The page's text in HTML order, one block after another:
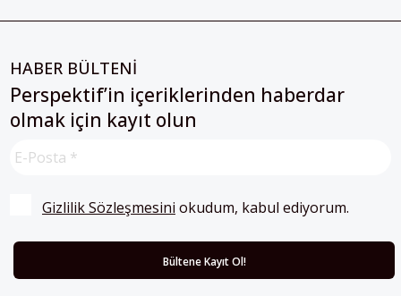
HABER BÜLTENİ
Perspektif’in içeriklerinden haberdar
olmak için kayıt olun
Gizlilik Sözleşmesini okudum, kabul ediyorum.